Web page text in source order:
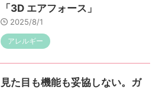
「3D エアフォース」
2025/8/1
アレルギー
見た目も機能も妥協しない。ガ